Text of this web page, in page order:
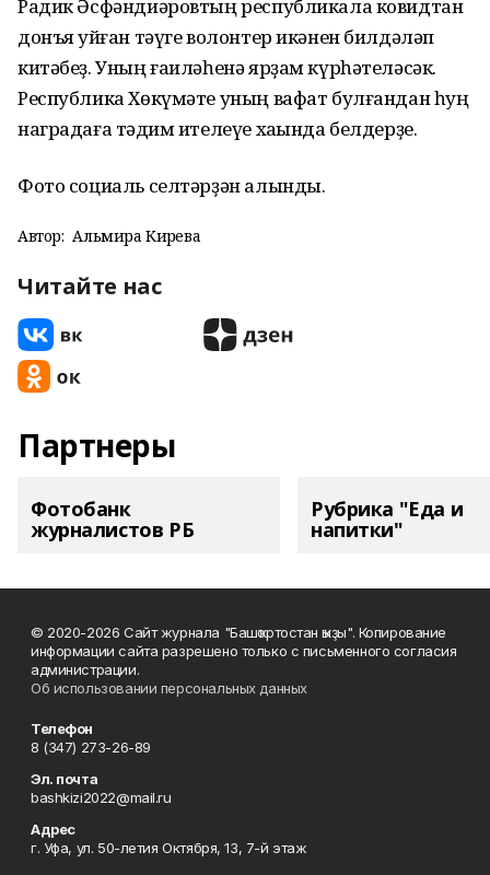
Радик Әсфәндиәровтың республикала ковидтан
донъя ҡуйған тәүге волонтер икәнен билдәләп
китәбеҙ. Уның ғаиләһенә ярҙам күрһәтеләсәк.
Республика Хөкүмәте уның вафат булғандан һуң
наградаға тәҡдим ителеүе хаҡында белдерҙе.
Фото социаль селтәрҙән алынды.
Автор: Альмира Кирәева
Читайте нас
Партнеры
Фотобанк
журналистов РБ
Рубрика "Еда и
напитки"
© 2020-2026 Сайт журнала "Башҡортостан ҡыҙы". Копирование
информации сайта разрешено только с письменного согласия
администрации.
Об использовании персональных данных
Телефон
8 (347) 273-26-89
Эл. почта
bashkizi2022@mail.ru
Адрес
г. Уфа, ул. 50-летия Октября, 13, 7-й этаж